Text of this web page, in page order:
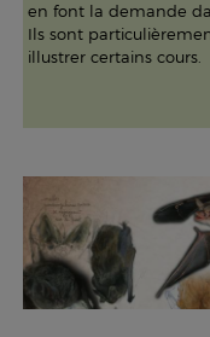
en font la demande
Ils sont
illustrer certains cours.